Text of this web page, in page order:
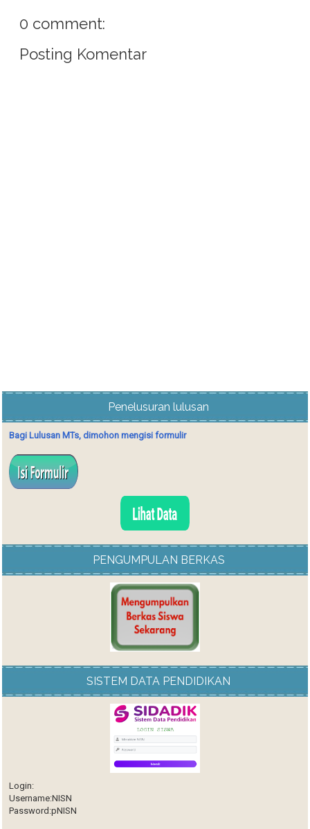
0 comment:
Posting Komentar
Penelusuran lulusan
Bagi Lulusan MTs, dimohon mengisi formulir
PENGUMPULAN BERKAS
SISTEM DATA PENDIDIKAN
Login:
Username:NISN
Password:pNISN